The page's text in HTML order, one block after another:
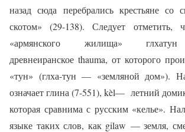
назад сюда перебрались крестьяне со
скотом» (29-138). Следует отметить,
«армянского жилища» глхатун
древнеиранское thauma, от которого
«тун» (глха-тун — «земляной дом»).
означает глина (7-551),kèl— летний
которая сравнима с русским «келье».
языке таких слов, как gilaw — земля,